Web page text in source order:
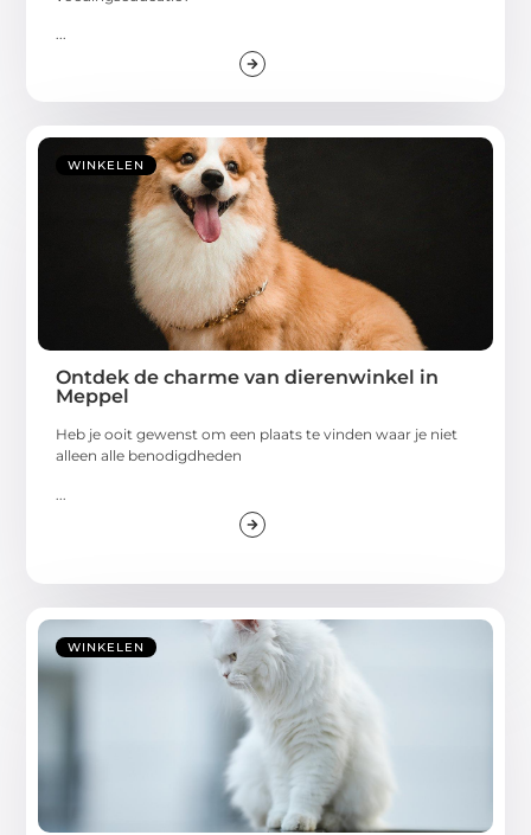
...
WINKELEN
Ontdek de charme van dierenwinkel in
Meppel
Heb je ooit gewenst om een plaats te vinden waar je niet
alleen alle benodigdheden
WINKELEN